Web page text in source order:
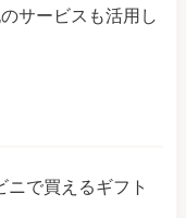
サービスも活用し
で買えるギフト